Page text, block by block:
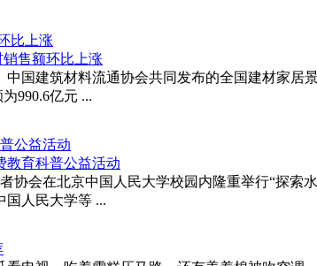
比上涨
建筑材料流通协会共同发布的全国建材家居景
990.6亿元 ...
公益活动
会在北京中国人民大学校园内隆重举行“探索
国人民大学等 ...